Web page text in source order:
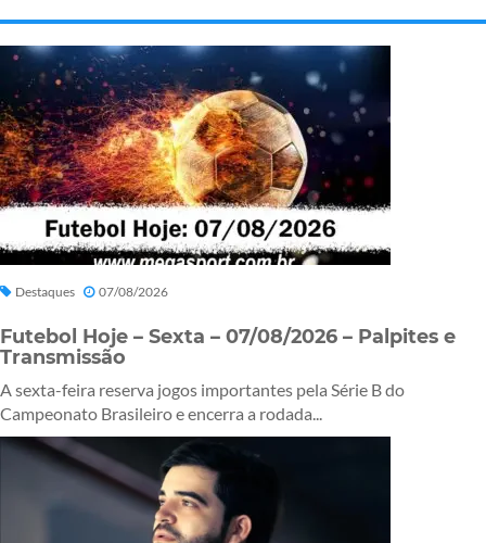
Destaques 07/08/2026
Futebol Hoje – Sexta – 07/08/2026 – Palpites e
Transmissão
A sexta-feira reserva jogos importantes pela Série B do
Campeonato Brasileiro e encerra a rodada...